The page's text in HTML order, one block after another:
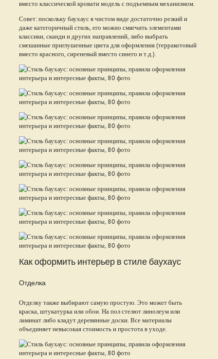
вместо классической кровати модель с подъемным механизмом.
Совет: поскольку баухаус в чистом виде достаточно резкий и
даже категоричный стиль, его можно смягчить элементами
классики, сканди и других направлений, либо выбрать
смешанные приглушенные цвета для оформления (терракотовый
вместо красного, сиреневый вместо синего и т.д.).
Как оформить интерьер в стиле баухаус
Отделка
Отделку также выбирают самую простую. Это может быть
краска, штукатурка или обои. На пол стелют линолеум или
ламинат либо кладут деревянные доски. Все материалы
объединяет невысокая стоимость и простота в уходе.